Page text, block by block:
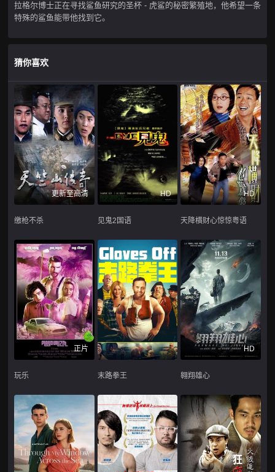
拉格尔博士正在寻找鲨鱼研究的圣杯 - 虎鲨的秘密繁殖地，他希望一条
特殊的鲨鱼能带他找到它。
猜你喜欢
更新至高清
缴枪不杀
HD
见鬼2国语
HD
天降横财心惊惊粤语
正片
玩乐 末路拳王
HD
翱翔雄心